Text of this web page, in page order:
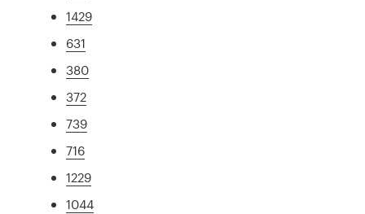
1429
631
380
372
739
716
1229
1044